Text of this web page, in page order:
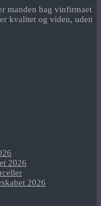
manden bag vinfirmaet
kvalitet og viden, uden
2026
2026